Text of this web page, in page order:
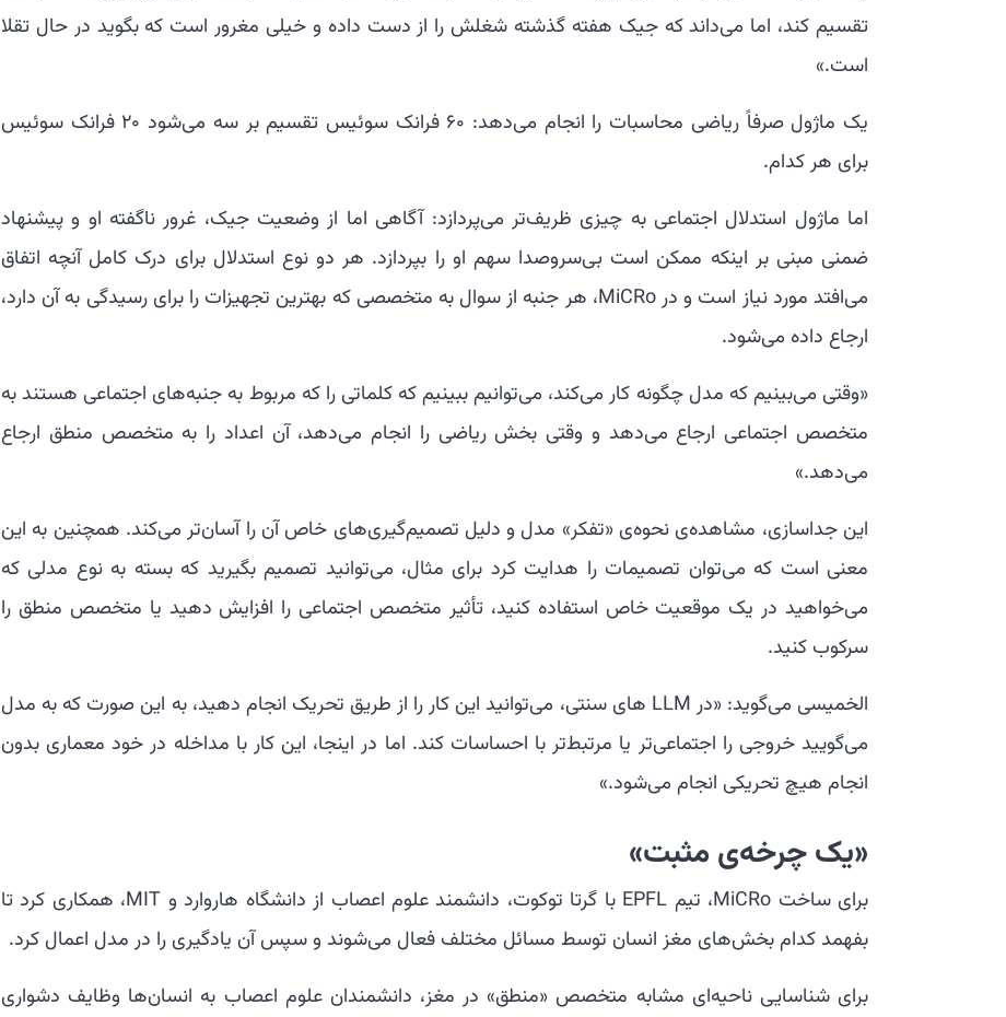
تقسیم کند، اما می‌داند که جیک هفته گذشته شغلش را از دست داده و خیلی مغرور است که بگوید در حال تقلا
است.»
یک ماژول صرفاً ریاضی محاسبات را انجام می‌دهد: ۶۰ فرانک سوئیس تقسیم بر سه می‌شود ۲۰ فرانک سوئیس
برای هر کدام.
اما ماژول استدلال اجتماعی به چیزی ظریف‌تر می‌پردازد: آگاهی اما از وضعیت جیک، غرور ناگفته او و پیشنهاد
ضمنی مبنی بر اینکه ممکن است بی‌سروصدا سهم او را بپردازد. هر دو نوع استدلال برای درک کامل آنچه اتفاق
می‌افتد مورد نیاز است و در MiCRo، هر جنبه از سوال به متخصصی که بهترین تجهیزات را برای رسیدگی به آن دارد،
ارجاع داده می‌شود.
«وقتی می‌بینیم که مدل چگونه کار می‌کند، می‌توانیم ببینیم که کلماتی را که مربوط به جنبه‌های اجتماعی هستند به
متخصص اجتماعی ارجاع می‌دهد و وقتی بخش ریاضی را انجام می‌دهد، آن اعداد را به متخصص منطق ارجاع
می‌دهد.»
این جداسازی، مشاهده‌ی نحوه‌ی «تفکر» مدل و دلیل تصمیم‌گیری‌های خاص آن را آسان‌تر می‌کند. همچنین به این
معنی است که می‌توان تصمیمات را هدایت کرد برای مثال، می‌توانید تصمیم بگیرید که بسته به نوع مدلی که
می‌خواهید در یک موقعیت خاص استفاده کنید، تأثیر متخصص اجتماعی را افزایش دهید یا متخصص منطق را
سرکوب کنید.
الخمیسی می‌گوید: «در LLM های سنتی، می‌توانید این کار را از طریق تحریک انجام دهید، به این صورت که به مدل
می‌گویید خروجی را اجتماعی‌تر یا مرتبط‌تر با احساسات کند. اما در اینجا، این کار با مداخله در خود معماری بدون
انجام هیچ تحریکی انجام می‌شود.»
«یک چرخه‌ی مثبت»
برای ساخت MiCRo، تیم EPFL با گرتا توکوت، دانشمند علوم اعصاب از دانشگاه هاروارد و MIT، همکاری کرد تا
بفهمد کدام بخش‌های مغز انسان توسط مسائل مختلف فعال می‌شوند و سپس آن یادگیری را در مدل اعمال کرد.
برای شناسایی ناحیه‌ای مشابه متخصص «منطق» در مغز، دانشمندان علوم اعصاب به انسان‌ها وظایف دشواری